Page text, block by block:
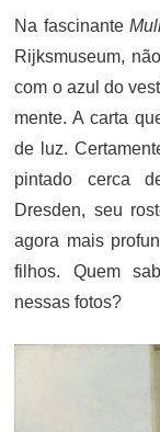
Na fascinante
Rijksmuseum,
com o azul do
mente. A carta
de luz.
pintado cerca
Dresden, seu
agora mais
filhos. Quem
nessas fotos?